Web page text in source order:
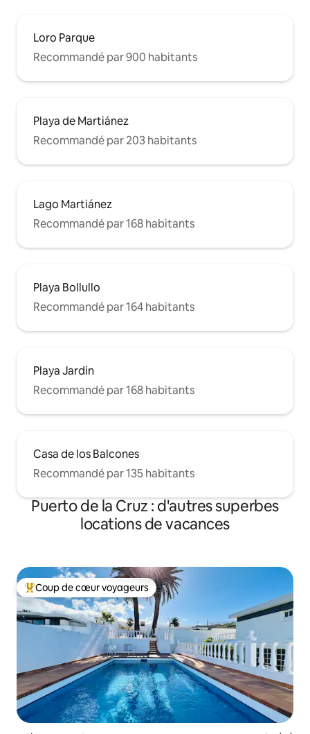
Loro Parque
Recommandé par 900 habitants
Playa de Martiánez
Recommandé par 203 habitants
Lago Martiánez
Recommandé par 168 habitants
Playa Bollullo
Recommandé par 164 habitants
Playa Jardin
Recommandé par 168 habitants
Casa de los Balcones
Recommandé par 135 habitants
Puerto de la Cruz : d'autres superbes
locations de vacances
Coups de cœur voyageurs les plus appréciés
Coup de cœur voyageurs